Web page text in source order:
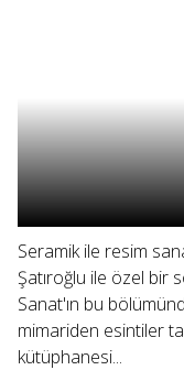
Seramik ile resim
Şatıroğlu ile özel bir
Sanat'ın bu
mimariden esintiler
kütüphanesi...